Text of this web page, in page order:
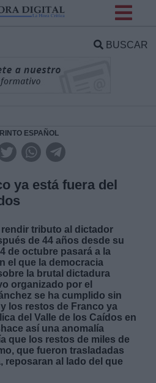
BUSCAR
ESPAÑOL
ya está fuera del
tributo al dictador
de 44 años desde su
de octubre pasará a la
el que la democracia
la brutal dictadura
organizado por el
se ha cumplido sin
y los restos de Franco ya
del Valle de los Caídos en
así una anomalía
que los restos de miles de
que fueron trasladadas
reposaran al lado del que